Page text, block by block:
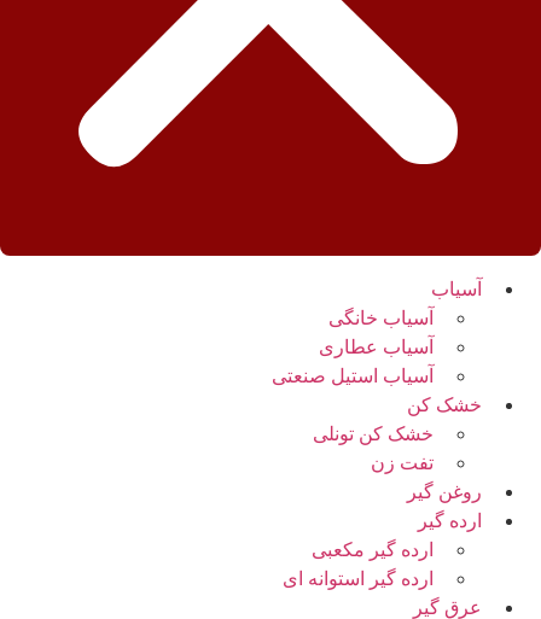
آسیاب
آسیاب خانگی
آسیاب عطاری
آسیاب استیل صنعتی
خشک کن
خشک کن تونلی
تفت زن
روغن گیر
ارده گیر
ارده گیر مکعبی
ارده گیر استوانه ای
عرق گیر